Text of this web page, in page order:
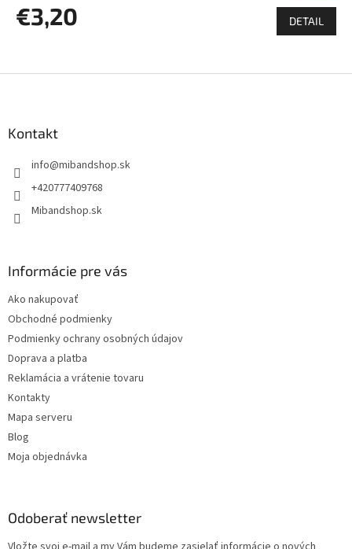
€3,20 DETAIL
Kontakt
info@mibandshop.sk
+420777409768
Mibandshop.sk
Informácie pre vás
Ako nakupovať
Obchodné podmienky
Podmienky ochrany osobných údajov
Doprava a platba
Reklamácia a vrátenie tovaru
Kontakty
Mapa serveru
Blog
Moja objednávka
Odoberať newsletter